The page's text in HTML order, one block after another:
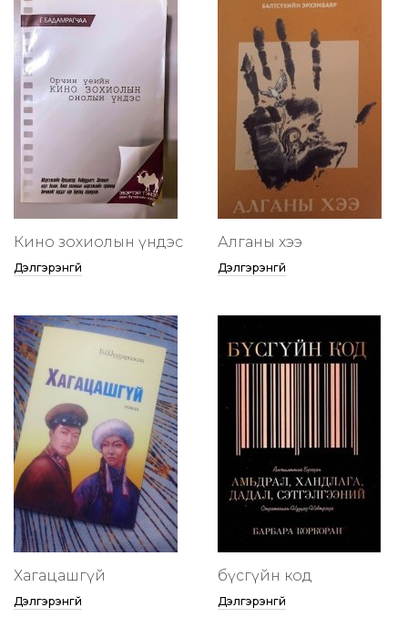
Кино зохиолын үндэс
Дэлгэрэнгүй
Алганы хээ
Дэлгэрэнгүй
Хагацашгүй
Дэлгэрэнгүй
бүсгүйн код
Дэлгэрэнгүй